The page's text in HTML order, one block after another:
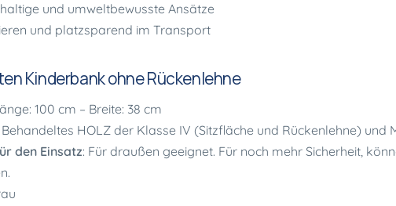
und umweltbewusste Ansätze
und platzsparend im Transport
Kinderbank ohne Rückenlehne
100 cm – Breite: 38 cm
Behandeltes HOLZ der Klasse IV (Sitzfläche und Rückenlehne) und
den Einsatz: Für draußen geeignet. Für noch mehr Sicherheit,